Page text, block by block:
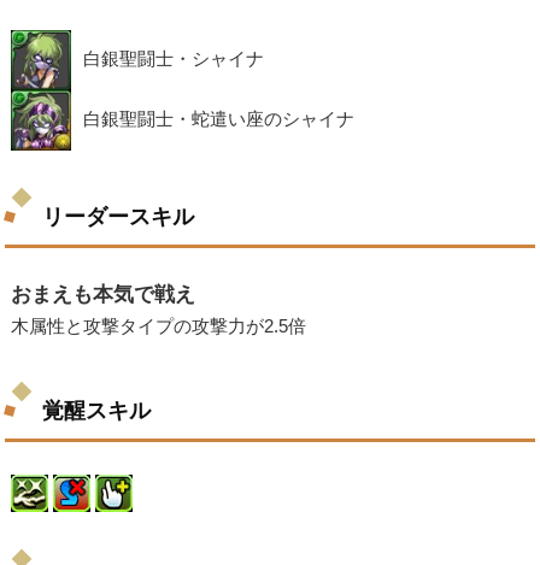
白銀聖闘士・シャイナ
白銀聖闘士・蛇遣い座のシャイナ
リーダースキル
おまえも本気で戦え
木属性と攻撃タイプの攻撃力が2.5倍
覚醒スキル